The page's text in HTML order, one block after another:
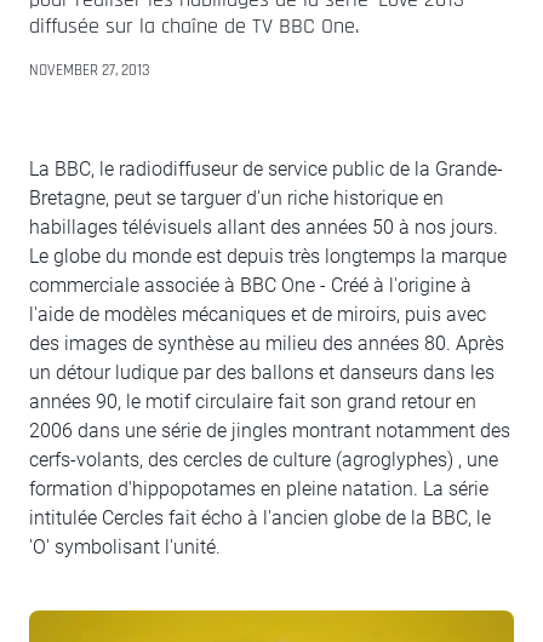
diffusée sur la chaîne de TV BBC One.
NOVEMBER 27, 2013
La BBC, le radiodiffuseur de service public de la Grande-
Bretagne, peut se targuer d'un riche historique en
habillages télévisuels allant des années 50 à nos jours.
Le globe du monde est depuis très longtemps la marque
commerciale associée à BBC One - Créé à l'origine à
l'aide de modèles mécaniques et de miroirs, puis avec
des images de synthèse au milieu des années 80. Après
un détour ludique par des ballons et danseurs dans les
années 90, le motif circulaire fait son grand retour en
2006 dans une série de jingles montrant notamment des
cerfs-volants, des cercles de culture (agroglyphes) , une
formation d'hippopotames en pleine natation. La série
intitulée Cercles fait écho à l'ancien globe de la BBC, le
'O' symbolisant l'unité.